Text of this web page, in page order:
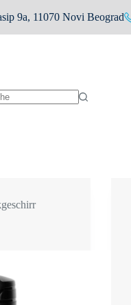
9a, 11070 Novi Beograd